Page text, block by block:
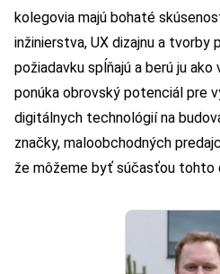
kolegovia majú bohaté
inžinierstva, UX dizajnu a
požiadavku spĺňajú a berú ju
ponúka obrovský potenciál pre
digitálnych technológií na
značky, maloobchodných
že môžeme byť súčasťou tohto